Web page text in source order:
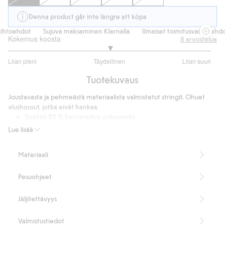
Denna product går inte längre att köpa
Sujuva maksaminen Klarnalla Ilmaiset toimitusvaihtoehdot
Kokemus koosta
Liian pieni Täydellinen Liian suuri
/
ääneen
8 arvostelua
Tuotekuvaus
Lue lisää
Joustavasta ja pehmeästä materiaalista valmistetut stringit. Ohuet
alushousut, jotka eivät hankaa.
Tuotenumero
Materiaali
Pesuohjeet
Jäljitettävyys
Valmistustiedot